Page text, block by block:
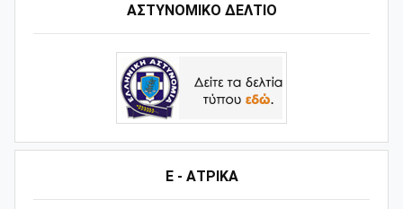
ΑΣΤΥΝΟΜΙΚΟ ΔΕΛΤΙΟ
Ε - ΑΤΡΙΚΑ